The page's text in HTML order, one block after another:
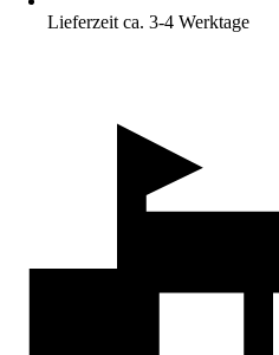
Lieferzeit ca. 3-4 Werktage